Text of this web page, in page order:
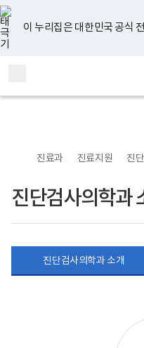
너
비
767px
이
하
이 누리집은 대한민국 공식
지메
홈
진료과 진료지원 진
진단검사의학과
본
문
시
작
진단검사의학과 소개
본
문
종
료
유
튜
브
페
이
스
북
인
스
타
그
램
블
로
그